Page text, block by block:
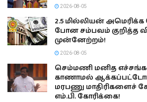
2026-08-05
2.5 மில்லியன்
போன சம்பவம் குறித்த
முன்னேற்றம்!
2026-08-05
செம்மணி மனித
காணாமல்
மரபணு மாதிரிகளைச்
எம்.பி. கோரிக்கை!